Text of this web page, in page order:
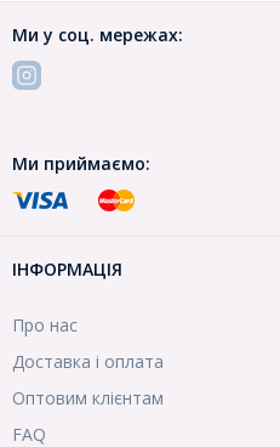
Ми у соц. мережах:
Ми приймаємо:
ІНФОРМАЦІЯ
Про нас
Доставка і оплата
Оптовим клієнтам
FAQ